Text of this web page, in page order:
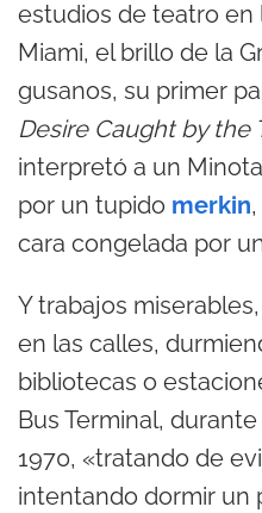
estudios de teatro en
Miami, el brillo de la
gusanos, su primer
Desire Caught by the
interpretó a un
por un tupido merkin
cara congelada por
Y trabajos
en las calles,
bibliotecas o
Bus Terminal,
1970, «tratando de
intentando dormir un